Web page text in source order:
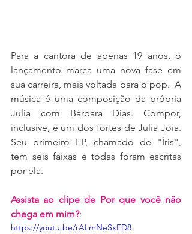
Para a cantora de apenas 19 anos, o
lançamento marca uma nova fase em
sua carreira, mais voltada para o pop.  A
música é uma composição da própria
Julia com Bárbara Dias. Compor,
inclusive, é um dos fortes de Julia Joia.
Seu primeiro EP, chamado de "Íris",
tem seis faixas e todas foram escritas
por ela.
Assista ao clipe de Por que você não
chega em mim?:
https://youtu.be/rALmNeSxED8